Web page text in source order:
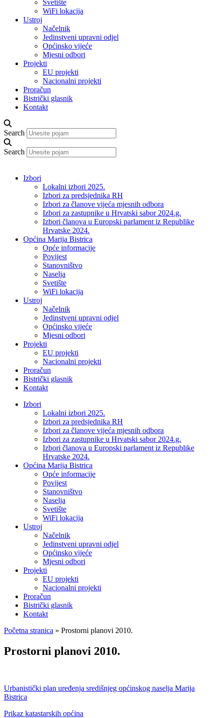
Svetište
WiFi lokacija
Ustroj
Načelnik
Jedinstveni upravni odjel
Općinsko vijeće
Mjesni odbori
Projekti
EU projekti
Nacionalni projekti
Proračun
Bistrički glasnik
Kontakt
Search
Search
Izbori
Lokalni izbori 2025.
Izbori za predsjednika RH
Izbori za članove vijeća mjesnih odbora
Izbori za zastupnike u Hrvatski sabor 2024.g.
Izbori članova u Europski parlament iz Republike
Hrvatske 2024.
Općina Marija Bistrica
Opće informacije
Povijest
Stanovništvo
Naselja
Svetište
WiFi lokacija
Ustroj
Načelnik
Jedinstveni upravni odjel
Općinsko vijeće
Mjesni odbori
Projekti
EU projekti
Nacionalni projekti
Proračun
Bistrički glasnik
Kontakt
Izbori
Lokalni izbori 2025.
Izbori za predsjednika RH
Izbori za članove vijeća mjesnih odbora
Izbori za zastupnike u Hrvatski sabor 2024.g.
Izbori članova u Europski parlament iz Republike
Hrvatske 2024.
Općina Marija Bistrica
Opće informacije
Povijest
Stanovništvo
Naselja
Svetište
WiFi lokacija
Ustroj
Načelnik
Jedinstveni upravni odjel
Općinsko vijeće
Mjesni odbori
Projekti
EU projekti
Nacionalni projekti
Proračun
Bistrički glasnik
Kontakt
Početna stranica » Prostorni planovi 2010.
Prostorni planovi 2010.
Urbanistički plan uređenja središnjeg općinskog naselja Marija
Bistrica
Prikaz katastarskih općina